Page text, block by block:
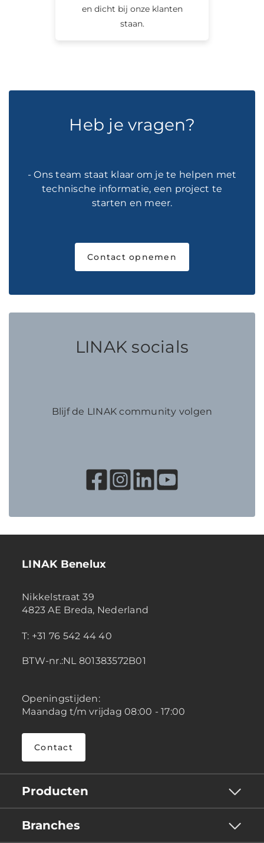
en dicht bij onze klanten
staan.
Heb je vragen?
- Ons team staat klaar om je te helpen met
technische informatie, een project te
starten en meer.
Contact opnemen
LINAK socials
Blijf de LINAK community volgen
LINAK Benelux
Nikkelstraat 39
4823 AE Breda, Nederland
T: +31 76 542 44 40
BTW-nr.:NL 801383572B01
Openingstijden:
Maandag t/m vrijdag 08:00 - 17:00
Contact
Producten
Branches